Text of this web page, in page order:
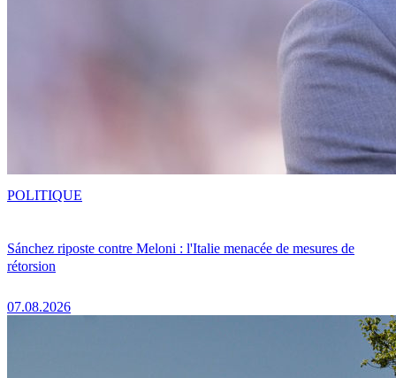
Sánchez riposte contre Meloni : l'Italie menacée de mesures de
rétorsion
07.08.2026
POLITIQUE